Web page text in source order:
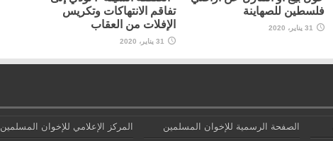
فلسطين للصهاينة
31 يناير، 2020
تفاقم الانتهاكات وتكريس
الإفلات من العقاب
31 يناير، 2020
الصفحة الرسمية للإخوان المسلمين المركز الإعلامي للإخوان المسلمين